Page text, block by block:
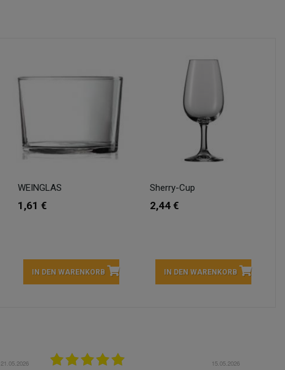
WEINGLAS
1,61 €
IN DEN WARENKORB
Sherry-Cup
2,44 €
IN DEN WARENKORB
21.05.2026 15.05.2026